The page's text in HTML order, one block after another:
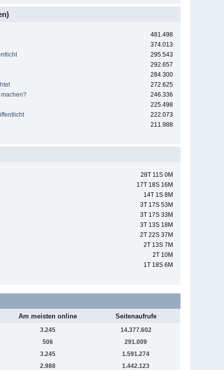
481.498
374.013
295.543
292.657
284.300
272.625
246.336
225.498
222.073
211.988
28T 11S 0M
17T 18S 16M
14T 1S 8M
3T 17S 53M
3T 17S 33M
3T 13S 18M
2T 22S 37M
2T 13S 7M
2T 10M
1T 18S 6M
Am meisten online Seitenaufrufe
3.245
14.377.602
506
291.009
3.245
1.591.274
2.988
1.442.123